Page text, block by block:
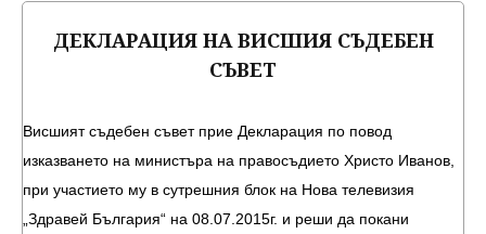
ДЕКЛАРАЦИЯ НА ВИСШИЯ СЪДЕБЕН
СЪВЕТ
Висшият съдебен съвет прие Декларация по повод
изказването на министъра на правосъдието Христо Иванов,
при участието му в сутрешния блок на Нова телевизия
„Здравей България“ на 08.07.2015г. и реши да покани